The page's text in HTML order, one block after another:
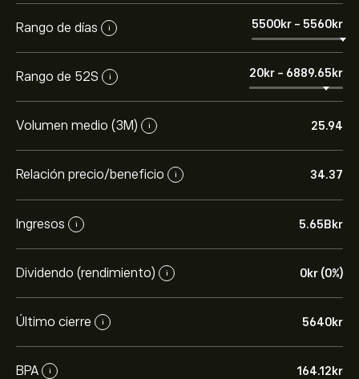
Rango de días i 5500‎kr‎ - 5560‎kr‎
Rango de 52S i 20‎kr‎ - 6889.65‎kr‎
Volumen medio (3M) i 25.94
Relación precio/beneficio i 34.37
Ingresos i 5.65B‎kr‎
Dividendo (rendimiento) i 0‎kr‎ (0%)
Último cierre i 5640‎kr‎
BPA i 164.12‎kr‎